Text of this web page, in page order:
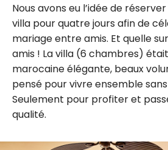
Nous avons eu l’idée de
villa pour quatre jours afin de
mariage entre amis. Et quelle
amis ! La villa (6 chambres)
marocaine élégante, beaux
pensé pour vivre ensemble
Seulement pour profiter et
qualité.